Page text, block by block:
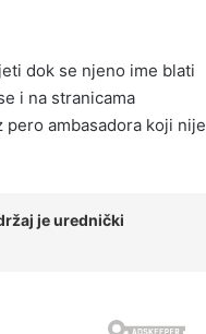
dok se njeno ime blati
i na stranicama
pero ambasadora koji nije
je urednički